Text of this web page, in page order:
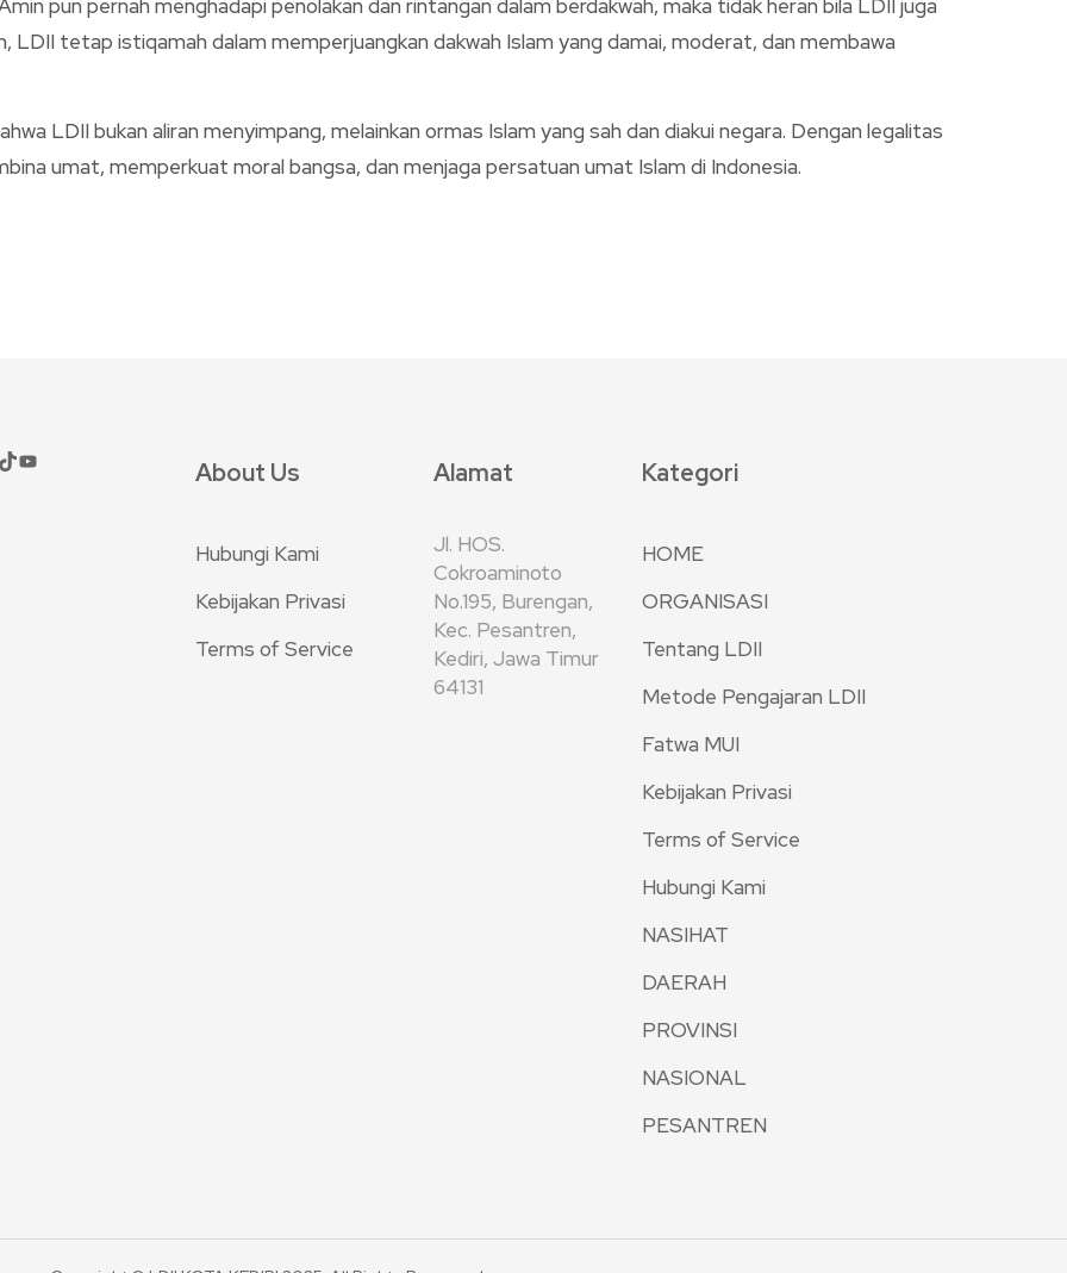
pun pernah menghadapi penolakan dan rintangan dalam berdakwah, maka tidak heran bila LDII juga
LDII tetap istiqamah dalam memperjuangkan dakwah Islam yang damai, moderat, dan membawa
LDII bukan aliran menyimpang, melainkan ormas Islam yang sah dan diakui negara. Dengan legalitas
umat, memperkuat moral bangsa, dan menjaga persatuan umat Islam di Indonesia.
About Us
Hubungi Kami
Kebijakan Privasi
Terms of Service
Alamat
Jl. HOS.
Cokroaminoto
No.195, Burengan,
Kec. Pesantren,
Kediri, Jawa Timur
64131
Kategori
HOME
ORGANISASI
Tentang LDII
Metode Pengajaran LDII
Fatwa MUI
Kebijakan Privasi
Terms of Service
Hubungi Kami
NASIHAT
DAERAH
PROVINSI
NASIONAL
PESANTREN